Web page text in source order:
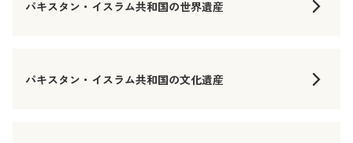
パキスタン・イスラム共和国の世界遺産
パキスタン・イスラム共和国の文化遺産